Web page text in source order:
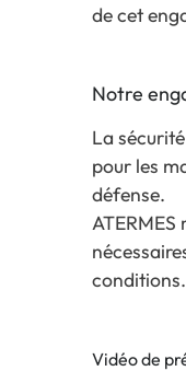
de cet
Notre
La
pour les
défense.
conditions.
Vidéo de